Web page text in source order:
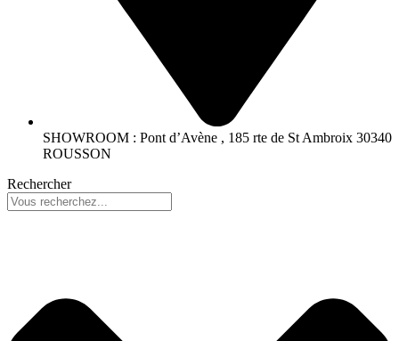
SHOWROOM : Pont d’Avène , 185 rte de St Ambroix 30340
ROUSSON
Rechercher